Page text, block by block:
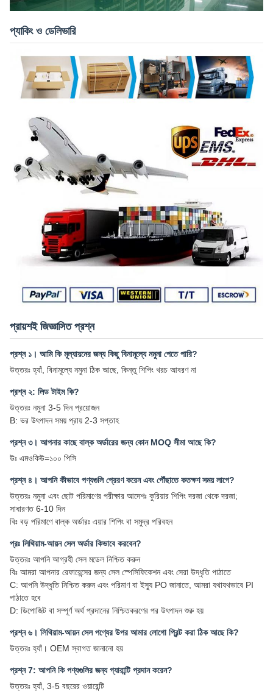
প্যাকিং ও ডেলিভারি
প্রায়শই জিজ্ঞাসিত প্রশ্ন
প্রশ্ন ১। আমি কি মূল্যায়নের জন্য কিছু বিনামূল্যে নমুনা পেতে পারি?
উত্তরঃ হ্যাঁ, বিনামূল্যে নমুনা ঠিক আছে, কিন্তু শিপিং খরচ আবরণ না
প্রশ্ন ২: লিড টাইম কি?
উত্তরঃ নমুনা 3-5 দিন প্রয়োজন
B: ভর উৎপাদন সময় প্রায় 2-3 সপ্তাহ
প্রশ্ন ৩। আপনার কাছে বাল্ক অর্ডারের জন্য কোন MOQ সীমা আছে কি?
উঃ এমওকিউ=১০০ পিসি
প্রশ্ন ৪। আপনি কীভাবে পণ্যগুলি প্রেরণ করেন এবং পৌঁছাতে কতক্ষণ সময় লাগে?
উত্তরঃ নমুনা এবং ছোট পরিমাণের পরীক্ষার আদেশঃ কুরিয়ার শিপিং দরজা থেকে দরজা;
সাধারণত 6-10 দিন
বিঃ বড় পরিমাণে বাল্ক অর্ডারঃ এয়ার শিপিং বা সমুদ্র পরিবহন
প্রঃ লিথিয়াম-আয়ন সেল অর্ডার কিভাবে করবেন?
উত্তরঃ আপনি আগ্রহী সেল মডেল নিশ্চিত করুন
বিঃ আমরা আপনার রেফারেন্সের জন্য সেল স্পেসিফিকেশন এবং সেরা উদ্ধৃতি পাঠাতে
C: আপনি উদ্ধৃতি নিশ্চিত করুন এবং পরিমাণ বা ইস্যু PO জানাতে, আমরা যথাযথভাবে PI
পাঠাতে হবে
D: ডিপোজিট বা সম্পূর্ণ অর্থ প্রদানের নিশ্চিতকরণের পর উৎপাদন শুরু হয়
প্রশ্ন ৬। লিথিয়াম-আয়ন সেল পণ্যের উপর আমার লোগো প্রিন্ট করা ঠিক আছে কি?
উত্তরঃ হ্যাঁ। OEM স্বাগত জানানো হয়
প্রশ্ন 7: আপনি কি পণ্যগুলির জন্য গ্যারান্টি প্রদান করেন?
উত্তরঃ হ্যাঁ, 3-5 বছরের ওয়ারেন্টি